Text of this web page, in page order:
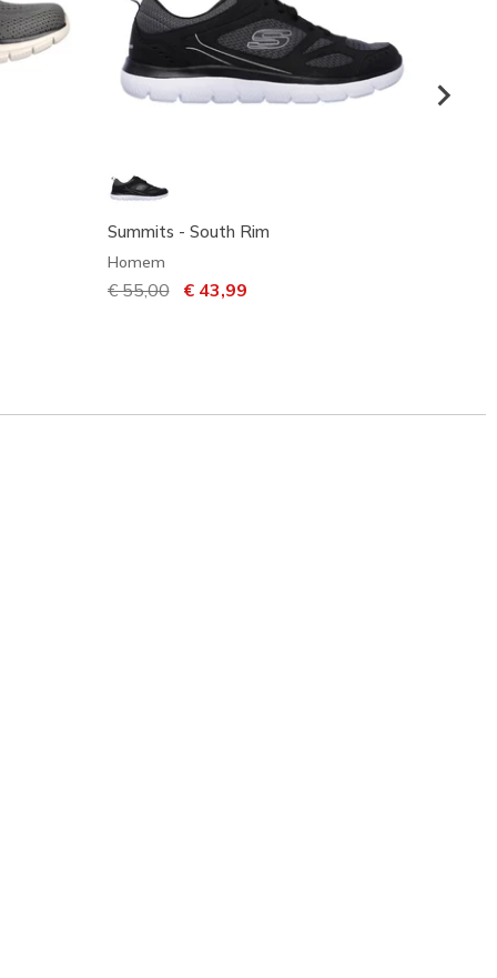
Summits - South Rim
Homem
Preço com desconto de
€ 55,00para
€ 43,99